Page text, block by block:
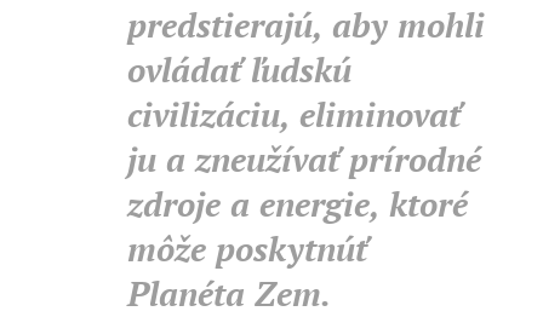
predstierajú, aby mohli
ovládať ľudskú
civilizáciu, eliminovať
ju a zneužívať prírodné
zdroje a energie, ktoré
môže poskytnúť
Planéta Zem.